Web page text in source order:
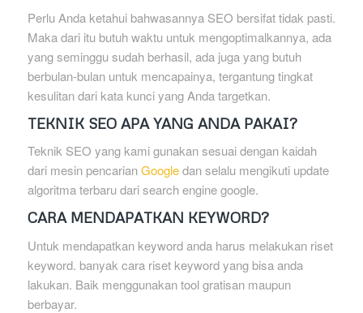
Perlu Anda ketahui bahwasannya SEO bersifat tidak pasti.
Maka dari itu butuh waktu untuk mengoptimalkannya, ada
yang seminggu sudah berhasil, ada juga yang butuh
berbulan-bulan untuk mencapainya, tergantung tingkat
kesulitan dari kata kunci yang Anda targetkan.
TEKNIK SEO APA YANG ANDA PAKAI?
Teknik SEO yang kami gunakan sesuai dengan kaidah
dari mesin pencarianGoogledan selalu mengikuti update
algoritma terbaru dari search engine google.
CARA MENDAPATKAN KEYWORD?
Untuk mendapatkan keyword anda harus melakukan riset
keyword. banyak cara riset keyword yang bisa anda
lakukan. Baik menggunakan tool gratisan maupun
berbayar.